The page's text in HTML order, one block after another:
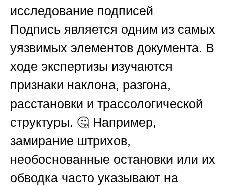
исследование подписей
Подпись является одним из самых
уязвимых элементов документа. В
ходе экспертизы изучаются
признаки наклона, разгона,
расстановки и трассологической
структуры. 🤔 Например,
замирание штрихов,
необоснованные остановки или их
обводка часто указывают на